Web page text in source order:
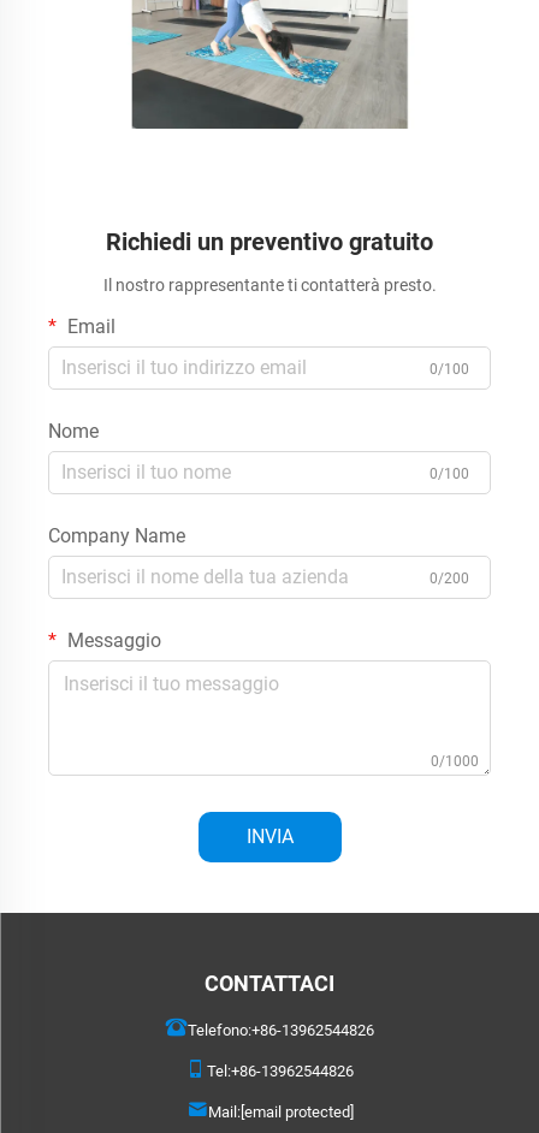
Richiedi un preventivo gratuito
Il nostro rappresentante ti contatterà presto.
Email
0/100
Nome
0/100
Company Name
0/200
Messaggio
0/1000
INVIA
CONTATTACI
Telefono:+86-13962544826
Tel:+86-13962544826
Mail:[email protected]